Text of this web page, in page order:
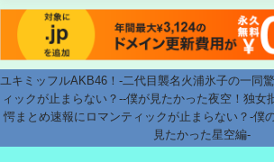
ユキミッフルAKB46！-二代目襲名火浦氷子の一同
ィックが止まらない？--僕が見たかった夜空！独女
愕まとめ速報にロマンティックが止まらない？-僕
見たかった星空編-